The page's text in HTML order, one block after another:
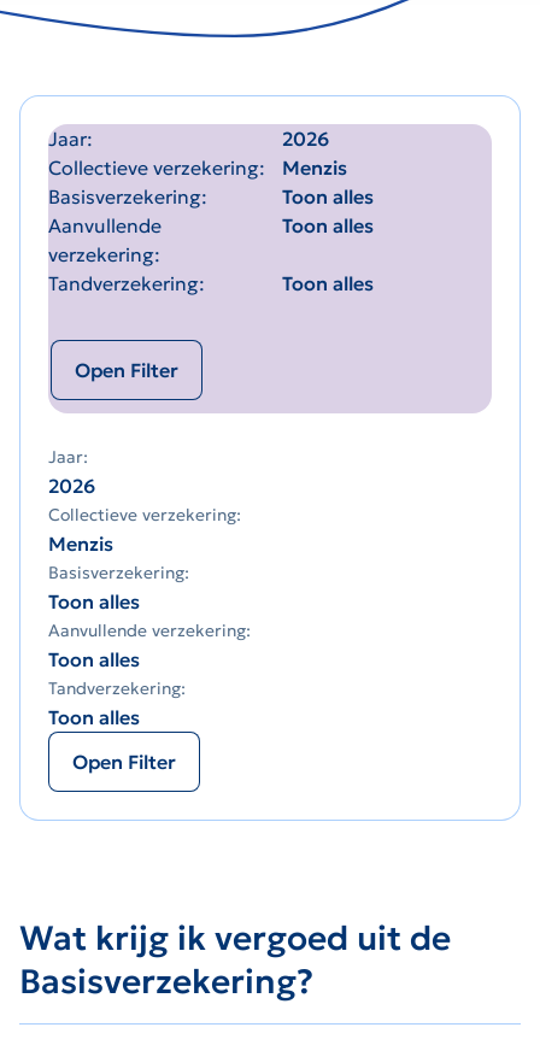
Jaar
2026
Collectieve verzekering
Menzis
Basisverzekering
Toon alles
Aanvullende
verzekering
Toon alles
Tandverzekering Toon alles
Open Filter
Jaar:
2026
Collectieve verzekering:
Menzis
Basisverzekering:
Toon alles
Aanvullende verzekering:
Toon alles
Tandverzekering:
Toon alles
Open Filter
Wat krijg ik vergoed uit de
Basisverzekering?